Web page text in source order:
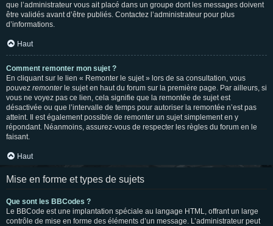
que l’administrateur vous ait placé dans un groupe dont les messages doivent
être validés avant d’être publiés. Contactez l’administrateur pour plus
d’informations.
Haut
Comment remonter mon sujet ?
En cliquant sur le lien « Remonter le sujet » lors de sa consultation, vous
pouvez remonterle sujet en haut du forum sur la première page. Par ailleurs, si
vous ne voyez pas ce lien, cela signifie que la remontée de sujet est
désactivée ou que l’intervalle de temps pour autoriser la remontée n’est pas
atteint. Il est également possible de remonter un sujet simplement en y
répondant. Néanmoins, assurez-vous de respecter les règles du forum en le
faisant.
Haut
Mise en forme et types de sujets
Que sont les BBCodes ?
Le BBCode est une implantation spéciale au langage HTML, offrant un large
contrôle de mise en forme des éléments d’un message. L’administrateur peut